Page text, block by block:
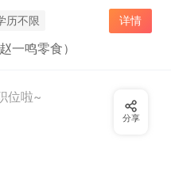
历不限 详情
一鸣零食）
位啦~
分享